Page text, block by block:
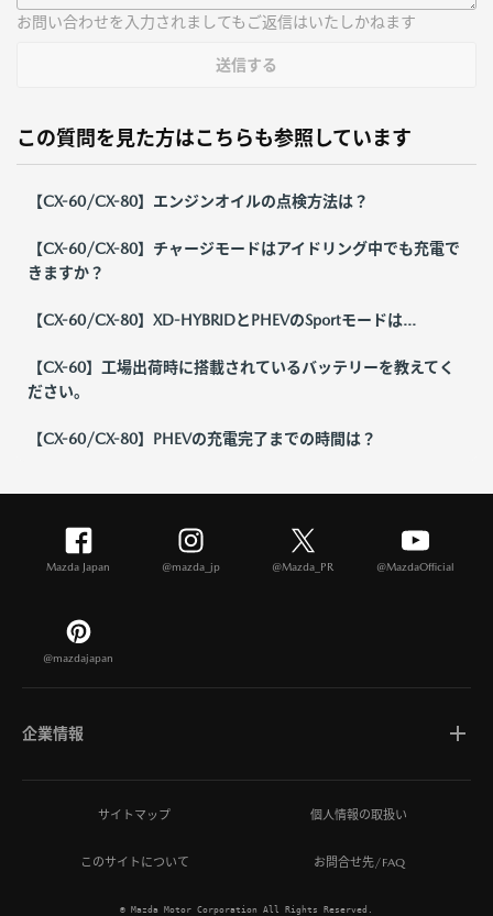
お問い合わせを入力されましてもご返信はいたしかねます
送信する
この質問を見た方はこちらも参照しています
【CX-60/CX-80】エンジンオイルの点検方法は？
【CX-60/CX-80】チャージモードはアイドリング中でも充電で
きますか？
【CX-60/CX-80】XD-HYBRIDとPHEVのSportモードは...
【CX-60】工場出荷時に搭載されているバッテリーを教えてく
ださい。
【CX-60/CX-80】PHEVの充電完了までの時間は？
Mazda Japan @mazda_jp @Mazda_PR @MazdaOfficial
@mazdajapan
企業情報
マツダについて
ひとを想う価値創造
サイトマップ 個人情報の取扱い
このサイトについて お問合せ先/FAQ
© Mazda Motor Corporation All Rights Reserved.